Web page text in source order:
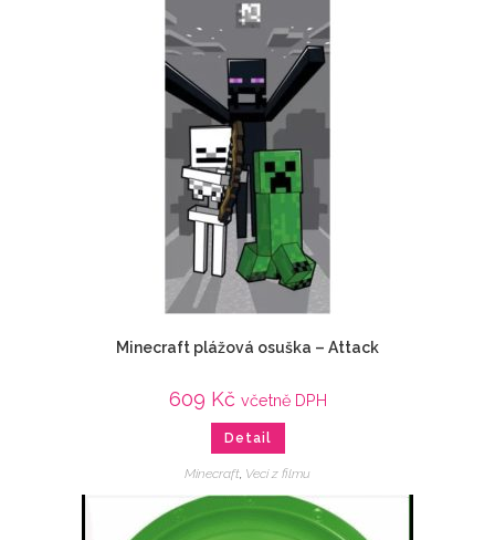
Minecraft plážová osuška – Attack
609 Kč včetně DPH
Detail
Minecraft, Veci z filmu